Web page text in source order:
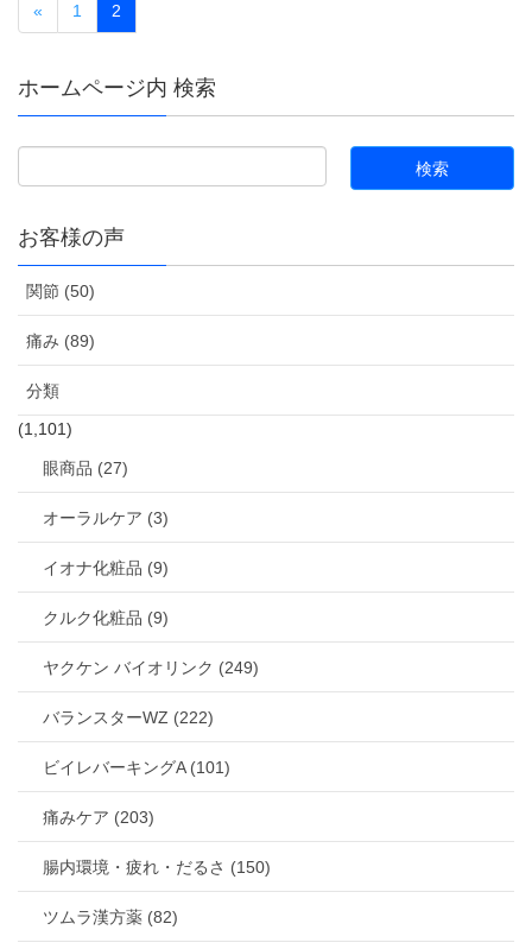
« 1 2
ホームページ内 検索
お客様の声
関節 (50)
痛み (89)
分類
(1,101)
眼商品 (27)
オーラルケア (3)
イオナ化粧品 (9)
クルク化粧品 (9)
ヤクケン バイオリンク (249)
バランスターWZ (222)
ビイレバーキングA (101)
痛みケア (203)
腸内環境・疲れ・だるさ (150)
ツムラ漢方薬 (82)